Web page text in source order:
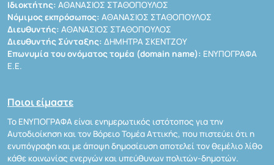
Ιδιοκτήτης: ΑΘΑΝΑΣΙΟΣ ΣΤΑΘΟΠΟΥΛΟΣ
Νόμιμος εκπρόσωπος: ΑΘΑΝΑΣΙΟΣ ΣΤΑΘΟΠΟΥΛΟΣ
Διευθυντής: ΑΘΑΝΑΣΙΟΣ ΣΤΑΘΟΠΟΥΛΟΣ
Διευθυντής Σύνταξης: ΔΗΜΗΤΡΑ ΣΚΕΝΤΖΟΥ
Επωνυμία του ονόματος τομέα (domain name): ΕΝΥΠΟΓΡΑΦΑ
Ε.Ε.
Ποιοι είμαστε
Το ΕΝΥΠΟΓΡΑΦΑ είναι ενημερωτικός ιστότοπος για την
Αυτοδιοίκηση και τον Βόρειο Τομέα Αττικής, που πιστεύει ότι η
ενυπόγραφη και με άποψη δημοσίευση αποτελεί τον θεμέλιο λίθο
κάθε κοινωνίας ενεργών και υπεύθυνων πολιτών-δημοτών.